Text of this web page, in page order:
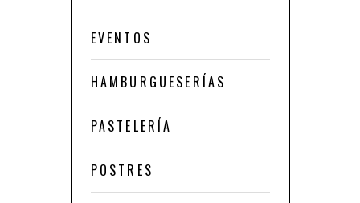
EVENTOS
HAMBURGUESERÍAS
PASTELERÍA
POSTRES